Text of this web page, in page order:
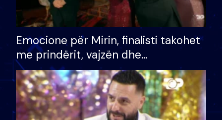
Emocione për Mirin, finalisti takohet
me prindërit, vajzën dhe
bashkëshorten: S’kemi ndonjë letër
divorci apo jo?